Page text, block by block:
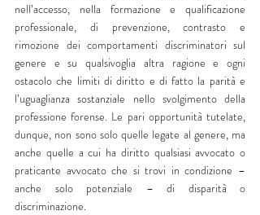
nell’accesso, nella formazione e qualificazione
professionale, di prevenzione, contrasto e
rimozione dei comportamenti discriminatori sul
genere e su qualsivoglia altra ragione e ogni
ostacolo che limiti di diritto e di fatto la parità e
l’uguaglianza sostanziale nello svolgimento della
professione forense. Le pari opportunità tutelate,
dunque, non sono solo quelle legate al genere, ma
anche quelle a cui ha diritto qualsiasi avvocato o
praticante avvocato che si trovi in condizione –
anche solo potenziale – di disparità o
discriminazione.